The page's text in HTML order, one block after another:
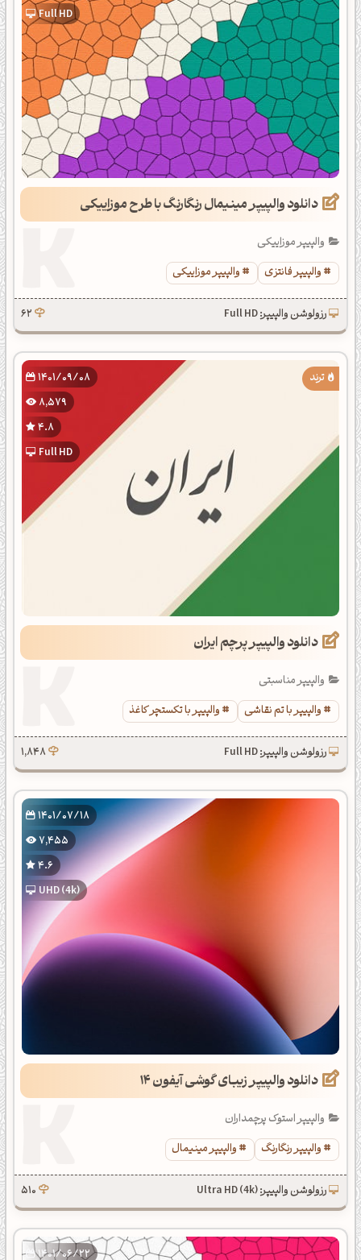
Full HD
دانلود والپیپر مینیمال رنگارنگ با طرح موزاییکی
والپیپر موزاییکی
والپیپر فانتزی
والپیپر موزاییکی
رزولوشن والپیپر: Full HD 62
1401/09/08
8,579
4.8
Full HD
دانلود والپیپر پرچم ایران
والپیپر مناسبتی
والپیپر با تم نقاشی
والپیپر با تکستچر کاغذ
رزولوشن والپیپر: Full HD 1,848
1401/07/18
7,455
4.6
UHD (4k)
دانلود والپیپر زیبای گوشی آیفون 14
والپیپر استوک پرچمداران
والپیپر رنگارنگ
والپیپر مینیمال
رزولوشن والپیپر: Ultra HD (4k) 510
1401/06/22